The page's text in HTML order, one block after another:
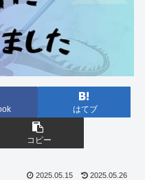
はてブ
コピー
2025.05.15 2025.05.26